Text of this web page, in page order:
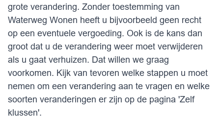
grote verandering. Zonder toestemming van
Waterweg Wonen heeft u bijvoorbeeld geen recht
op een eventuele vergoeding. Ook is de kans dan
groot dat u de verandering weer moet verwijderen
als u gaat verhuizen. Dat willen we graag
voorkomen. Kijk van tevoren welke stappen u moet
nemen om een verandering aan te vragen en welke
soorten veranderingen er zijn op de pagina 'Zelf
klussen'.